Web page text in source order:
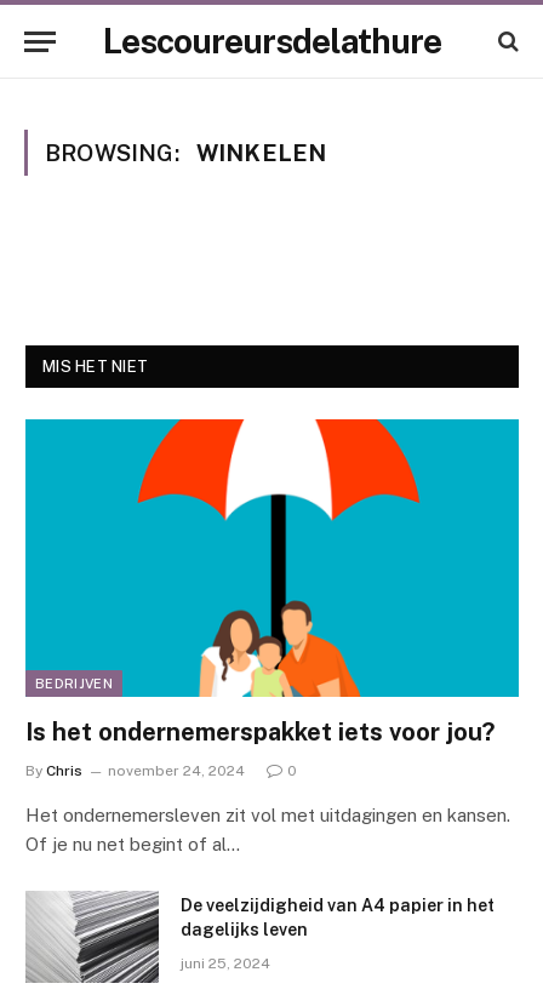
Lescoureursdelathure
BROWSING: WINKELEN
MIS HET NIET
BEDRIJVEN
Is het ondernemerspakket iets voor jou?
By Chris november 24, 2024 0
Het ondernemersleven zit vol met uitdagingen en kansen.
Of je nu net begint of al…
De veelzijdigheid van A4 papier in het
dagelijks leven
juni 25, 2024